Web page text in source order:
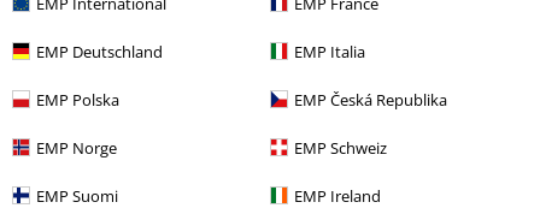
EMP Deutschland EMP Italia
EMP Polska EMP Česká Republika
EMP Norge EMP Schweiz
EMP Suomi EMP Ireland
Adviesprijs€ 34,99
Meer categorieën. Meer opties.
Kleding & accessoires T-shirts
Stijlen Zwarte kleding Zwarte T-shirts